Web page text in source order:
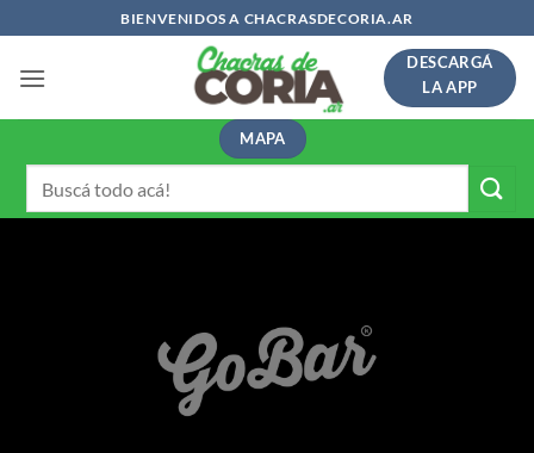
al
contenido
BIENVENIDOS A CHACRASDECORIA.AR
DESCARGÁ
LA APP
MAPA